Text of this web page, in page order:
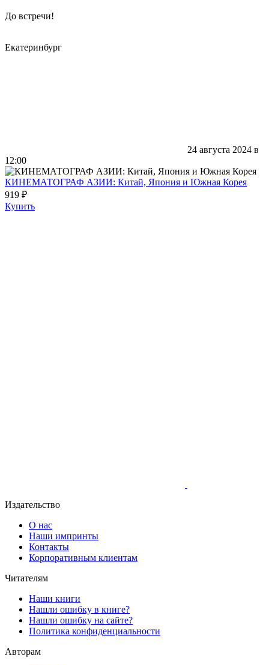
До встречи!
Екатеринбург
24 августа 2024 в
12:00
КИНЕМАТОГРАФ АЗИИ: Китай, Япония и Южная Корея
919 ₽
Купить
Издательство
О нас
Наши импринты
Контакты
Корпоративным клиентам
Читателям
Наши книги
Нашли ошибку в книге?
Нашли ошибку на сайте?
Политика конфиденциальности
Авторам